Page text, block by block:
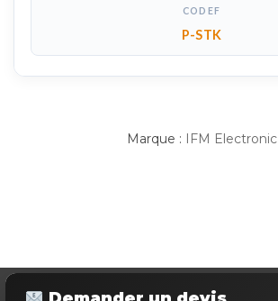
CODEF
P-STK
Marque : IFM Electronic